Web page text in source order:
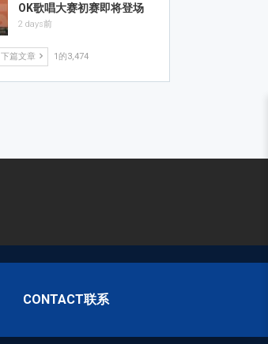
OK歌唱大赛初赛即将登场
2 days前
下篇文章 1的3,474
CONTACT联系